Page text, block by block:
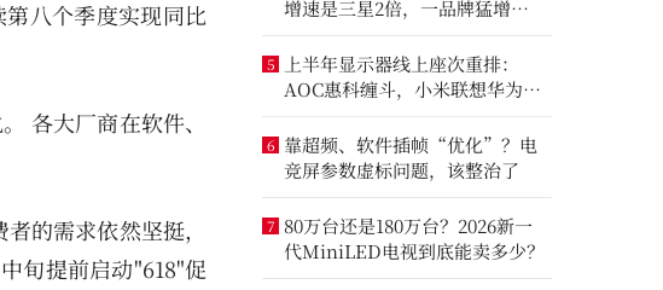
八个季度实现同比
各大厂商在软件、
的需求依然坚挺，
旬提前启动"618"促
增速是三星2倍，一品牌猛增
14.8%
5
上半年显示器线上座次重排：
AOC惠科缠斗，小米联想华为进
前八
6 靠超频、软件插帧“优化”？电
竞屏参数虚标问题，该整治了
7 80万台还是180万台？2026新一
代MiniLED电视到底能卖多少？